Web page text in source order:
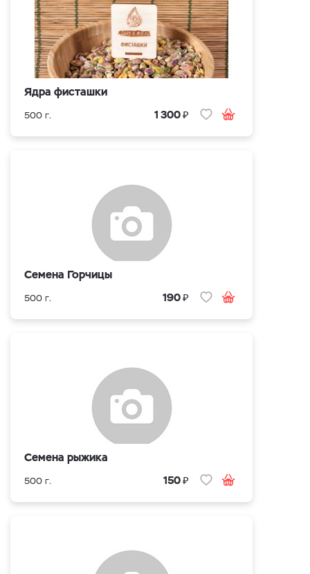
Ядра фисташки
500 г. 1 300₽
Семена Горчицы
500 г. 190₽
Семена рыжика
500 г. 150₽